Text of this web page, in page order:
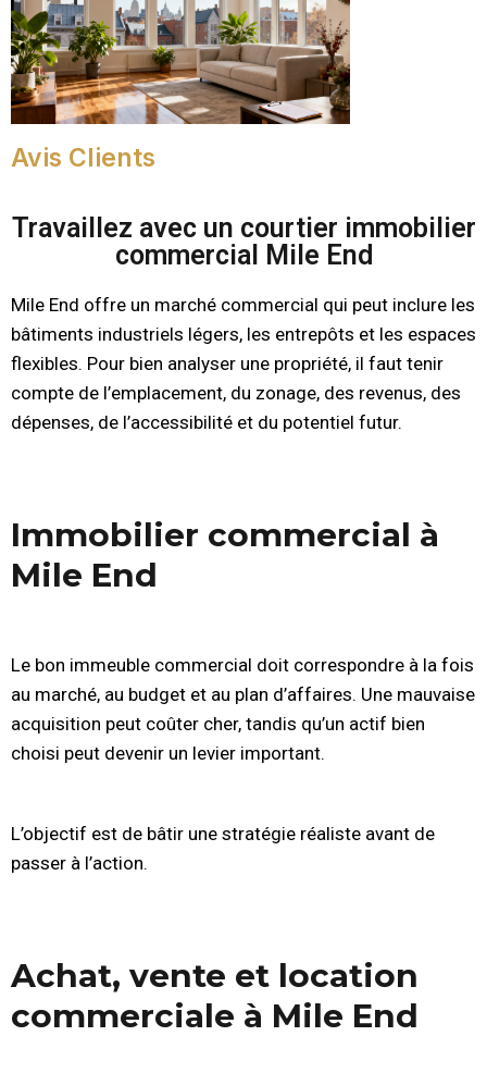
Avis Clients
Travaillez avec un courtier immobilier
commercial Mile End
Mile End offre un marché commercial qui peut inclure les
bâtiments industriels légers, les entrepôts et les espaces
flexibles. Pour bien analyser une propriété, il faut tenir
compte de l’emplacement, du zonage, des revenus, des
dépenses, de l’accessibilité et du potentiel futur.
Immobilier commercial à
Mile End
Le bon immeuble commercial doit correspondre à la fois
au marché, au budget et au plan d’affaires. Une mauvaise
acquisition peut coûter cher, tandis qu’un actif bien
choisi peut devenir un levier important.
L’objectif est de bâtir une stratégie réaliste avant de
passer à l’action.
Achat, vente et location
commerciale à Mile End